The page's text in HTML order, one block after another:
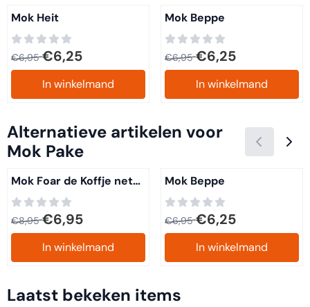
Mok Heit
Van 6,95 voor 6,25
€6,95€6,25
In winkelmand
Mok Beppe
Van 6,95 voor 6,25
€6,95€6,25
In winkelmand
Alternatieve artikelen voor
Mok Pake
Mok Foar de Koffje net
Eamelje
Van 8,95 voor 6,95
€8,95€6,95
In winkelmand
Mok Beppe
Van 6,95 voor 6,25
€6,95€6,25
In winkelmand
Laatst bekeken items